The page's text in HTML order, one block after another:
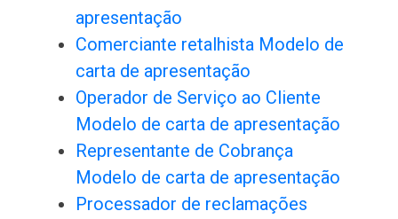
apresentação
Comerciante retalhista Modelo de
carta de apresentação
Operador de Serviço ao Cliente
Modelo de carta de apresentação
Representante de Cobrança
Modelo de carta de apresentação
Processador de reclamações